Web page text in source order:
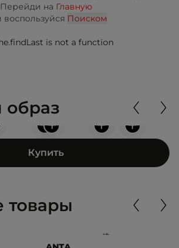
Перейди на Главную
воспользуйся Поиском
is not a function
+
++ +
Купить
товары